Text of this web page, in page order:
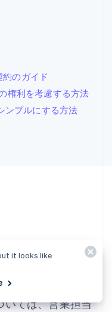
のガイド
権利を考慮する方法
ンプルにする方法
の受け付けを開始
の提出などの手
に合わせたカス
いては、営業担当
it looks like